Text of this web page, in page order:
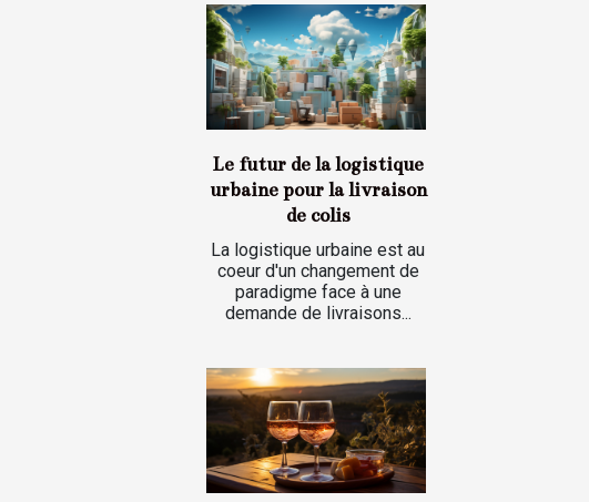
Le futur de la logistique
urbaine pour la livraison
de colis
La logistique urbaine est au
coeur d'un changement de
paradigme face à une
demande de livraisons...